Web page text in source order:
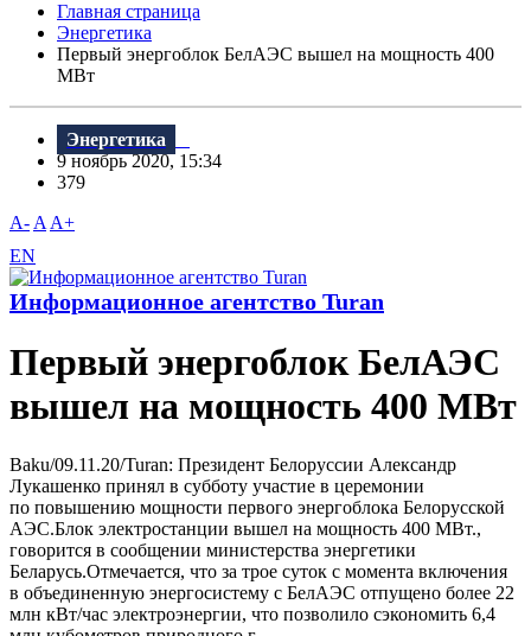
Главная страница
Энергетика
Первый энергоблок БелАЭС вышел на мощность 400
МВт
Энергетика
9 ноябрь 2020, 15:34
379
A- A A+
EN
Информационное агентство Turan
Первый энергоблок БелАЭС
вышел на мощность 400 МВт
Baku/09.11.20/Turan: Президент Белоруссии Александр
Лукашенко принял в субботу участие в церемонии
по повышению мощности первого энергоблока Белорусской
АЭС.Блок электростанции вышел на мощность 400 МВт.,
говорится в сообщении министерства энергетики
Беларусь.Отмечается, что за трое суток с момента включения
в объединенную энергосистему с БелАЭС отпущено более 22
млн кВт/час электроэнергии, что позволило сэкономить 6,4